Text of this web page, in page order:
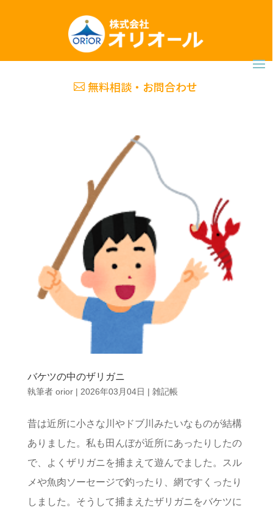
無料相談・お問合わせ
バケツの中のザリガニ
執筆者 orior| 2026年03月04日 | 雑記帳
昔は近所に小さな川やドブ川みたいなものが結構
ありました。私も田んぼが近所にあったりしたの
で、よくザリガニを捕まえて遊んでました。スル
メや魚肉ソーセージで釣ったり、網ですくったり
しました。そうして捕まえたザリガニをバケツに